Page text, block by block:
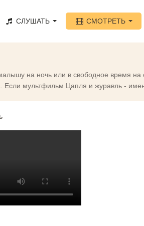
СЛУШАТЬ СМОТРЕТЬ
на ночь или в свободное время
Если мультфильм Цапля и журавль -